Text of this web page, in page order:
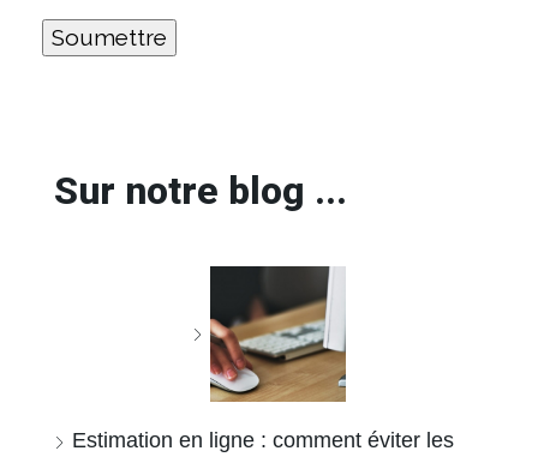
Sur notre blog ...
Estimation en ligne : comment éviter les